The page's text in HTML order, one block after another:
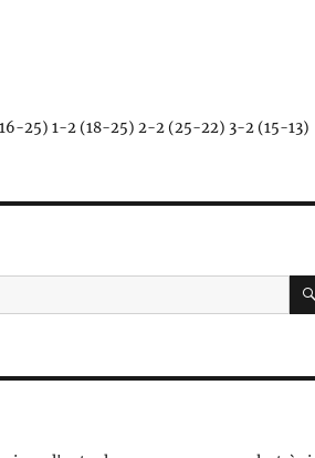
25) 1-2 (18-25) 2-2 (25-22) 3-2 (15-13)